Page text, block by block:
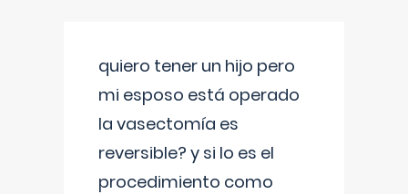
quiero tener un hijo pero
mi esposo está operado
la vasectomía es
reversible? y si lo es el
procedimiento como